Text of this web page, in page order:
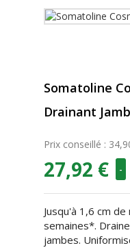
Somatoline
Drainant
Prix conseillé :
27,92 € -
Jusqu'à 1,6 cm
semaines*.
jambes.